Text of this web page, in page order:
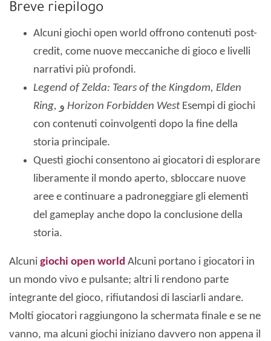
Breve riepilogo
Alcuni giochi open world offrono contenuti post-
credit, come nuove meccaniche di gioco e livelli
narrativi più profondi.
Legend of Zelda: Tears of the Kingdom, Elden
Ring,
Horizon Forbidden WestEsempi di giochi
con contenuti coinvolgenti dopo la fine della
storia principale.
Questi giochi consentono ai giocatori di esplorare
liberamente il mondo aperto, sbloccare nuove
aree e continuare a padroneggiare gli elementi
del gameplay anche dopo la conclusione della
storia.
Alcuni giochi open world Alcuni portano i giocatori in
un mondo vivo e pulsante; altri li rendono parte
integrante del gioco, rifiutandosi di lasciarli andare.
Molti giocatori raggiungono la schermata finale e se ne
vanno, ma alcuni giochi iniziano davvero non appena il